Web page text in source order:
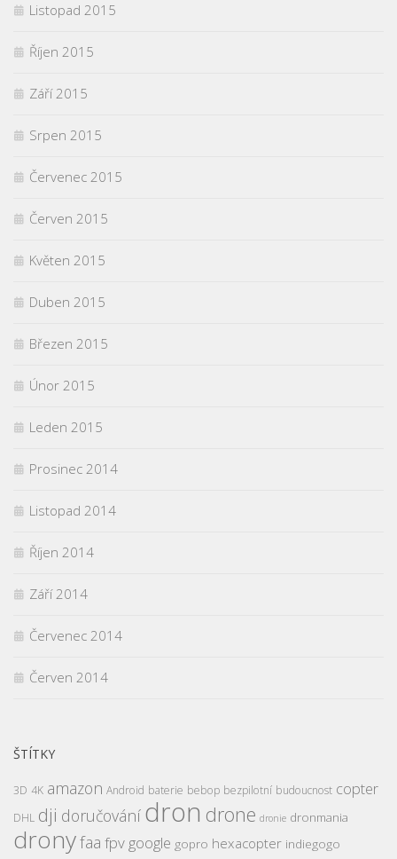
Listopad 2015
Říjen 2015
Září 2015
Srpen 2015
Červenec 2015
Červen 2015
Květen 2015
Duben 2015
Březen 2015
Únor 2015
Leden 2015
Prosinec 2014
Listopad 2014
Říjen 2014
Září 2014
Červenec 2014
Červen 2014
ŠTÍTKY
3D 4K amazon Android baterie bebop bezpilotní budoucnost copter
DHL dji doručování dron drone dronie dronmania
dronyfaa fpv google gopro hexacopter indiegogo